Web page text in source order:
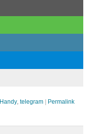
Handy, telegram Permalink